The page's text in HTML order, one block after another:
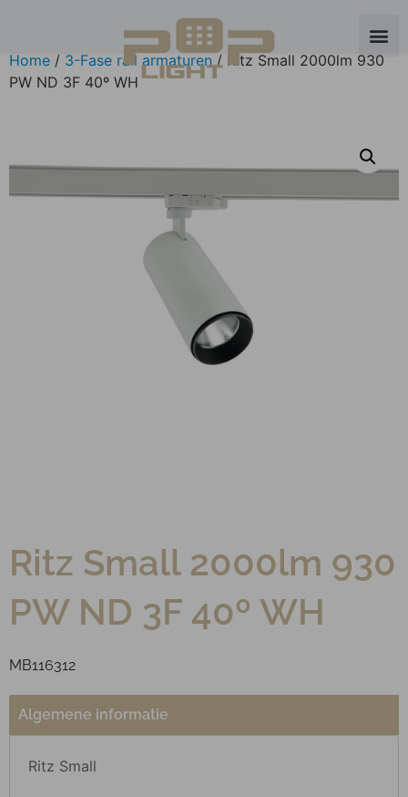
Home / 3-Fase rail armaturen / Ritz Small 2000lm 930
PW ND 3F 40º WH
Ritz Small 2000lm 930
PW ND 3F 40º WH
MB116312
Algemene informatie
Ritz Small